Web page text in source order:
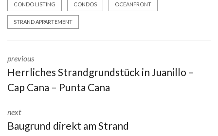
CONDO LISTING CONDOS OCEANFRONT
STRAND APPARTEMENT
previous
Herrliches Strandgrundstück in Juanillo –
Cap Cana – Punta Cana
next
Baugrund direkt am Strand